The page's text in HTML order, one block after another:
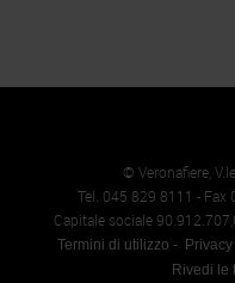
© Veronafiere,
Tel. 045 829 8111 - Fax
Capitale sociale
Termini di utilizzo
Rivedi le